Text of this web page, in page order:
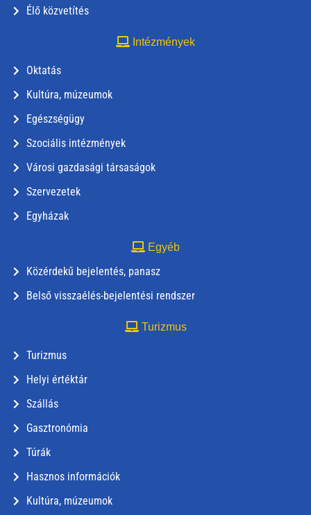
Élő közvetítés
Intézmények
Oktatás
Kultúra, múzeumok
Egészségügy
Szociális intézmények
Városi gazdasági társaságok
Szervezetek
Egyházak
Egyéb
Közérdekű bejelentés, panasz
Belső visszaélés-bejelentési rendszer
Turizmus
Turizmus
Helyi értéktár
Szállás
Gasztronómia
Túrák
Hasznos információk
Kultúra, múzeumok